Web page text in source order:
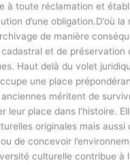
à toute réclamation et
d’une obligation.D’où la
de manière
et de préservation
Haut delà du volet
une place
méritent de
leur place dans l’histoire.
originales mais aussi
de concevoir
culturelle contribue à